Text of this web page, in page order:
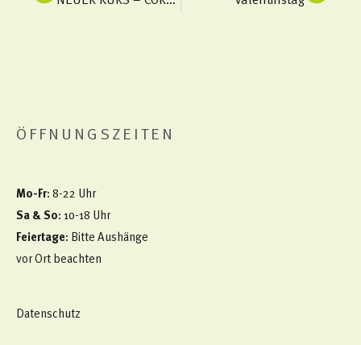
ÖFFNUNGSZEITEN
Mo-Fr: 8-22 Uhr
Sa & So: 10-18 Uhr
Feiertage: Bitte Aushänge
vor Ort beachten
Datenschutz